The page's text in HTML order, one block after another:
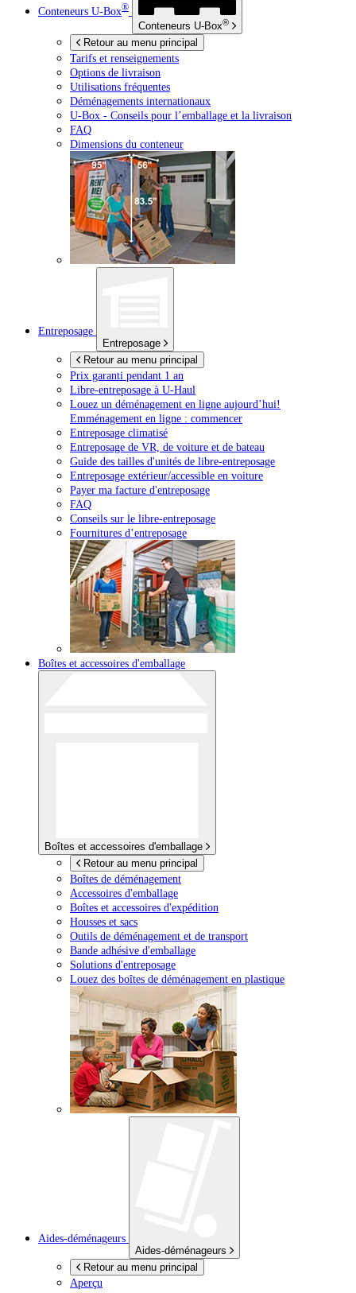
Conteneurs U-Box®
Conteneurs U-Box®
Retour au menu principal
Tarifs et renseignements
Options de livraison
Utilisations fréquentes
Déménagements internationaux
U-Box - Conseils pour l’emballage et la livraison
FAQ
Dimensions du conteneur
Entreposage
Entreposage
Retour au menu principal
Prix garanti pendant 1 an
Libre-entreposage à U-Haul
Louez un déménagement en ligne aujourd’hui!
Emménagement en ligne : commencer
Entreposage climatisé
Entreposage de VR, de voiture et de bateau
Guide des tailles d'unités de libre-entreposage
Entreposage extérieur/accessible en voiture
Payer ma facture d'entreposage
FAQ
Conseils sur le libre-entreposage
Fournitures d’entreposage
Boîtes et accessoires d'emballage
Boîtes et accessoires d'emballage
Retour au menu principal
Boîtes de déménagement
Accessoires d'emballage
Boîtes et accessoires d'expédition
Housses et sacs
Outils de déménagement et de transport
Bande adhésive d'emballage
Solutions d'entreposage
Louez des boîtes de déménagement en plastique
Aides-déménageurs
Aides-déménageurs
Retour au menu principal
Aperçu